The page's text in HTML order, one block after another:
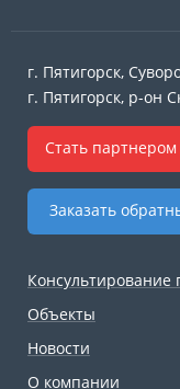
г. Пятигорск,
г. Пятигорск, р-он
Стать партнером
Заказать
Консультирование
Объекты
Новости
О компании